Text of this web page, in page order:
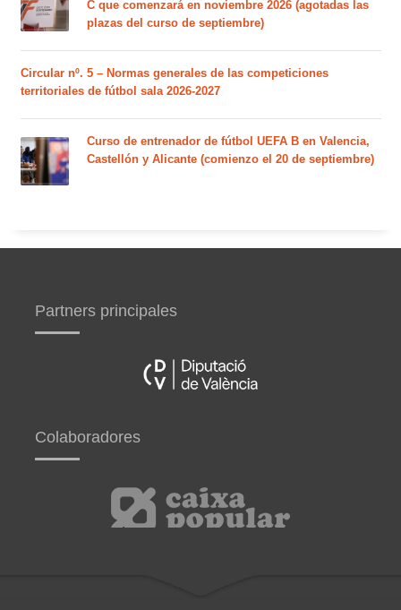
C que comenzará en noviembre 2026 (agotadas las
plazas del curso de septiembre)
Circular nº. 5 – Normas generales de las competiciones
territoriales de fútbol sala 2026-2027
Curso de entrenador de fútbol UEFA B en Valencia,
Castellón y Alicante (comienzo el 20 de septiembre)
Partners principales
Colaboradores